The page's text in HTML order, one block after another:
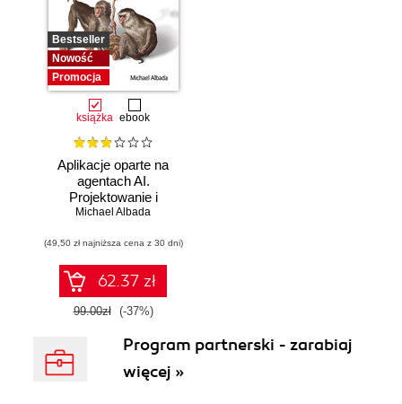
Bestseller
Nowość
Promocja
książka ebook
Aplikacje oparte na
agentach AI.
Projektowanie i
wdrażanie
wieloagentowych
Michael Albada
(49,50 zł najniższa cena z 30 dni)
62.37 zł
99.00zł (-37%)
Program partnerski - zarabiaj
więcej »